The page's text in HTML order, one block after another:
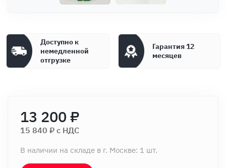
Доступно к
немедленной
отгрузке
Гарантия 12
месяцев
13 200 ₽
15 840 ₽ c НДС
В наличии на складе в г. Москве: 1 шт.